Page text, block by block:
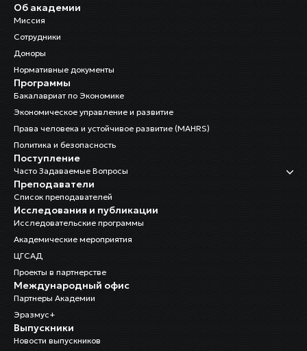
Об академии
Миссия
Сотрудники
Доноры
Нормативные документы
Программы
Бакалавриат по Экономике
Экономическое управление и развитие
Права человека и устойчивое развитие (MAHRS)
Политика и безопасность
Поступление
Часто Задаваемые Вопросы
Преподаватели
Список преподавателей
Исследования и публикации
Исследовательские программы
Академические мероприятия
ЦГСАД
Проекты в партнерстве
Международный офис
Партнеры Академии
Эразмус+
Выпускники
Новости выпускников